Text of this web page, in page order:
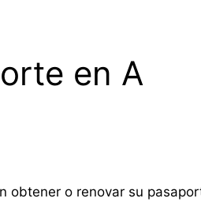
en A
obtener o renovar su